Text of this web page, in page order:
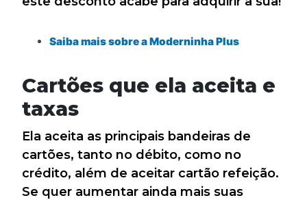
Saiba mais sobre a Moderninha Plus
Cartões que ela aceita e
taxas
Ela aceita as principais bandeiras de
cartões, tanto no débito, como no
crédito, além de aceitar cartão refeição.
Se quer aumentar ainda mais suas